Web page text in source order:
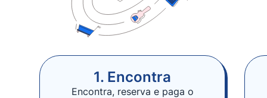
1. Encontra
Encontra, reserva e paga o